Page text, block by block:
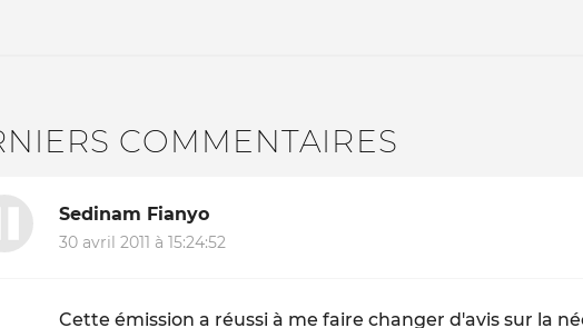
COMMENTAIRES
Sedinam Fianyo
30 avril 2011 à 15:24:52
Cette émission a réussi à me faire changer d'avis sur la